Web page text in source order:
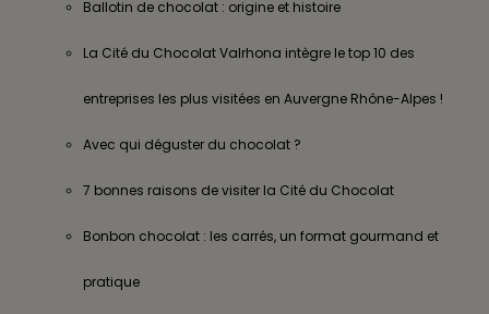
Ballotin de chocolat : origine et histoire
La Cité du Chocolat Valrhona intègre le top 10 des
entreprises les plus visitées en Auvergne Rhône-Alpes !
Avec qui déguster du chocolat ?
7 bonnes raisons de visiter la Cité du Chocolat
Bonbon chocolat : les carrés, un format gourmand et
pratique